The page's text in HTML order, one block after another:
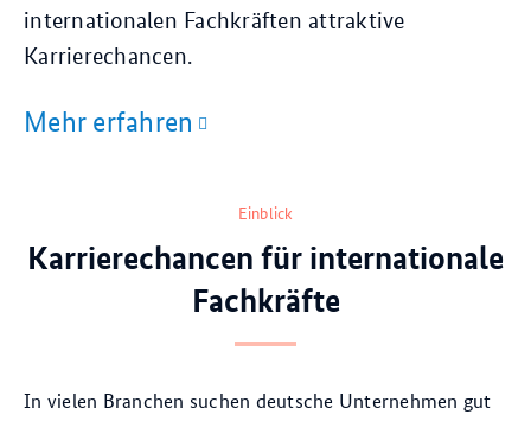
internationalen Fachkräften attraktive
Karrierechancen.
Mehr erfahren
Einblick
Karrierechancen für internationale
Fachkräfte
In vielen Branchen suchen deutsche Unternehmen gut